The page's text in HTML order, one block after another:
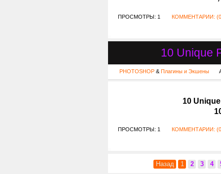
ПРОСМОТРЫ: 1 КОММЕНТАРИИ:
10 Unique
PHOTOSHOP & Плагины и Экшены
10
ПРОСМОТРЫ: 1 КОММЕНТАРИИ:
Назад 1 2 3 4